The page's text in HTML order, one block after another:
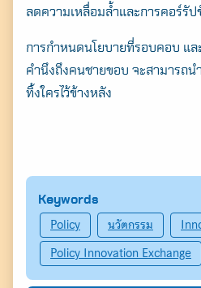
ลดความเหลื่อมล้ำและการคอร์รัป
การกำหนดนโยบายที่รอบคอบ แล
คำนึงถึงคนชายขอบ จะสามารถน
ทิ้งใครไว้ข้างหลัง
Keywords
Policy นวัตกรรม
Policy Innovation Exchange